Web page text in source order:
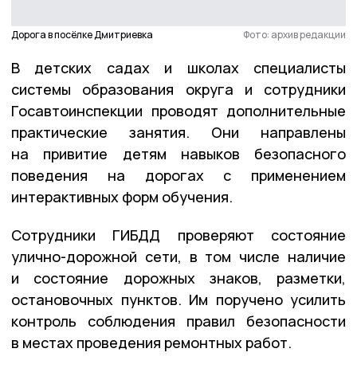
Дорога в посёлке Дмитриевка Фото: архив редакции
В детских садах и школах специалисты
системы образования округа и сотрудники
Госавтоинспекции проводят дополнительные
практические занятия. Они направлены
на привитие детям навыков безопасного
поведения на дорогах с применением
интерактивных форм обучения.
Сотрудники ГИБДД проверяют состояние
улично-дорожной сети, в том числе наличие
и состояние дорожных знаков, разметки,
остановочных пунктов. Им поручено усилить
контроль соблюдения правил безопасности
в местах проведения ремонтных работ.